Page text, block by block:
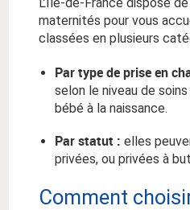
maternités pour vous
classées en plusieurs
Par type de prise en
selon le niveau de
bébé à la naissance.
Par statut : elles
privées, ou privées à
Comment